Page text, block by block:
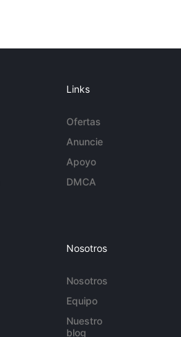
Links
Ofertas
Anuncie
Apoyo
DMCA
Nosotros
Nosotros
Equipo
Nuestro
blog